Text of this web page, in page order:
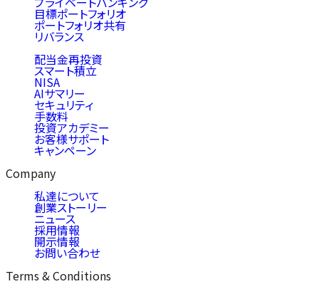
目標ポートフォリオ
ポートフォリオ共有
リバランス
配当金再投資
スマート積立
NISA
AIサマリー
セキュリティ
手数料
投資アカデミー
お客様サポート
キャンペーン
Company
私達について
創業ストーリー
ニュース
採用情報
開示情報
お問い合わせ
Terms & Conditions